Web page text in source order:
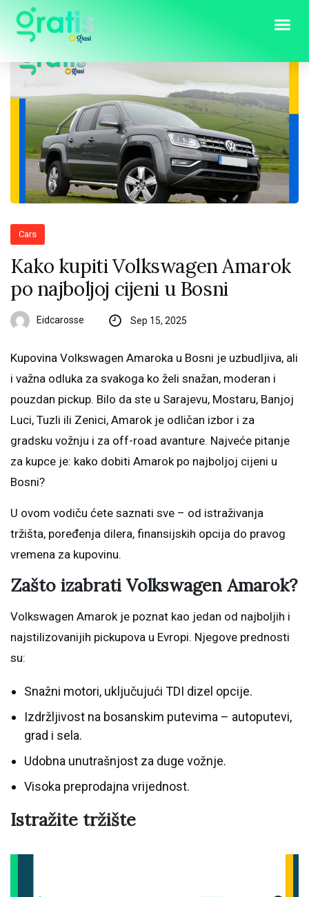
Cars
Kako kupiti Volkswagen Amarok
po najboljoj cijeni u Bosni
Eidcarosse Sep 15, 2025
Kupovina Volkswagen Amaroka u Bosni je uzbudljiva, ali
i važna odluka za svakoga ko želi snažan, moderan i
pouzdan pickup. Bilo da ste u Sarajevu, Mostaru, Banjoj
Luci, Tuzli ili Zenici, Amarok je odličan izbor i za
gradsku vožnju i za off-road avanture. Najveće pitanje
za kupce je: kako dobiti Amarok po najboljoj cijeni u
Bosni?
U ovom vodiču ćete saznati sve – od istraživanja
tržišta, poređenja dilera, finansijskih opcija do pravog
vremena za kupovinu.
Zašto izabrati Volkswagen Amarok?
Volkswagen Amarok je poznat kao jedan od najboljih i
najstilizovanijih pickupova u Evropi. Njegove prednosti
su:
Snažni motori, uključujući TDI dizel opcije.
Izdržljivost na bosanskim putevima – autoputevi,
grad i sela.
Udobna unutrašnjost za duge vožnje.
Visoka preprodajna vrijednost.
Istražite tržište